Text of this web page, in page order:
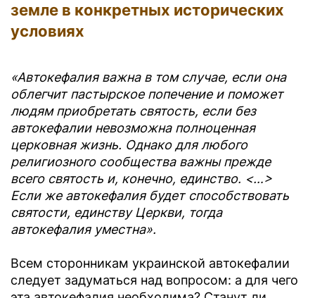
земле в конкретных исторических
условиях
«Автокефалия важна в том случае, если она
облегчит пастырское попечение и поможет
людям приобретать святость, если без
автокефалии невозможна полноценная
церковная жизнь. Однако для любого
религиозного сообщества важны прежде
всего святость и, конечно, единство. <…>
Если же автокефалия будет способствовать
святости, единству Церкви, тогда
автокефалия уместна».
Всем сторонникам украинской автокефалии
следует задуматься над вопросом: а для чего